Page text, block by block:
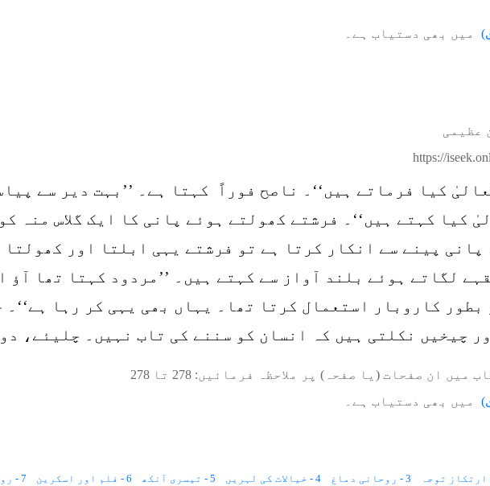
) میں بھی دستیاب ہے۔
عظیمی
https://
کیا فرماتے ہیں‘‘۔ ناصح فوراً کہتا ہے۔ ’’بہت دیر سے
کیا کہتے ہیں‘‘۔ فرشتے کھولتے ہوئے پانی کا ایک گلاس منہ
پانی پینے سے انکار کرتا ہے تو فرشتے یہی ابلتا اور
لگاتے ہوئے بلند آواز سے کہتے ہیں۔ ’’مردود کہتا تھا آؤ
بطور کاروبار استعمال کرتا تھا۔ یہاں بھی یہی کر رہا
چیخیں نکلتی ہیں کہ انسان کو سننے کی تاب نہیں۔ چلیئے،
میں ان صفحات (یا صفحہ) پر ملاحظہ فرمائیں: 278 تا 278
) میں بھی دستیاب ہے۔
3 - روحانی دماغ 4 - خیالات کی لہریں 5 - تیسری آنکھ 6 - فلم اور اسکرین 7 - روح کی حرکت